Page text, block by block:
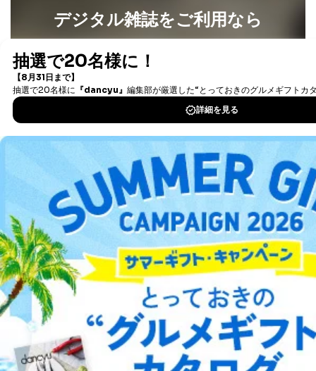
望される方は、手続き時にその旨ご連絡ください。
F.非開示事由について
以下の(1)～(7)に該当する場合は、非開示とさせていた
だきます。非開示を決定した場合は、その旨、理由を付
記して通知いたします。
(1)申請書に記載されている住所、本人確認のための書
一致しないときなど本人が確認できない場合
(3)所定の申請書類に不備があった場合
(4)開示の求めの対象が開示対象個人情報に該当しない
場合
(5)本人または第三者の生命、身体、財産その他の権利
利益を害するおそれがある場合
(6)当社の業務の適正な実施に著しい支障を及ぼすおそ
れがある場合
(7)他の法令に違反することとなる場合
５．苦情及び相談窓口
当社は、ご提出いただいた個人情報に関する苦情、相
談、及びその他のお問い合わせに、適切、かつ迅速に対
応致します。
ご提出いただいた個人情報に関する苦情、相談は、電話
デジタル雑誌をご利用なら
書籍）が無料で読み放題！
DOWNLOAD FOR IOS
DOWNLOAD FOR ANDROID
ご利用方法はこちら
総合案内
アフィリエイト 採用情報
プレスリリース お問い合わせ
利用規約プライバシーポリシー 特定商取引法に基づく表示
出版社の皆様へ
投資家の皆様へサイトマップ